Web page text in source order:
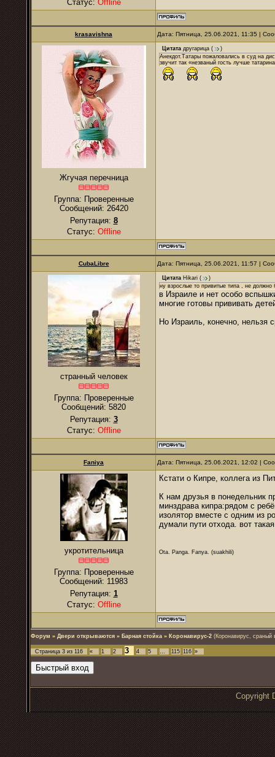
Статус: Offline
krasavishna Дата: Пятница, 25.06.2021, 11:35 |
Жгучая перечница
Группа: Проверенные
Сообщений: 26420
Репутация: 8
Статус: Offline
Цитата другарица (
)
Анекдот.Татары пожаловались в суд на
звучит так «незваный гость лучше
CubaLibre Дата: Пятница, 25.06.2021, 11:57 |
странный человек
Группа: Проверенные
Сообщений: 5820
Репутация: 3
Статус: Offline
Цитата Hikari (
)
ну взрослые то привитые типа , не должно
в Израиле и нет особо
многие готовы прививать
Но Израиль, конечно, нельзя
Faniya Дата: Пятница, 25.06.2021, 12:02 |
укротительница
Группа: Проверенные
Сообщений: 11983
Репутация: 1
Статус: Offline
Кстати о Кипре, коллега из
К нам друзья в понедельник
минздрава кипра:рядом с
изолятор вместе с одним из
думали пути отхода. вот
Ota. Panga. Fanya. (suakhili)
Форум » Двери открываются » Барная стойка » Коронавирус-2 (Коронавирус,
Страница 3 из 116 « 1 2 3 4 5 … 115 116 »
Copyright